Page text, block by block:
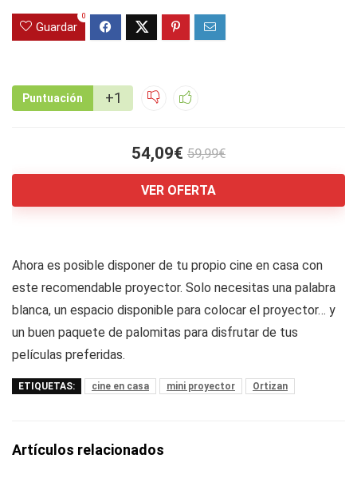
Guardar
0
Puntuación +1
54,09€ 59,99€
VER OFERTA
Ahora es posible disponer de tu propio cine en casa con
este recomendable proyector. Solo necesitas una palabra
blanca, un espacio disponible para colocar el proyector… y
un buen paquete de palomitas para disfrutar de tus
películas preferidas.
ETIQUETAS: cine en casa mini proyector Ortizan
Artículos relacionados